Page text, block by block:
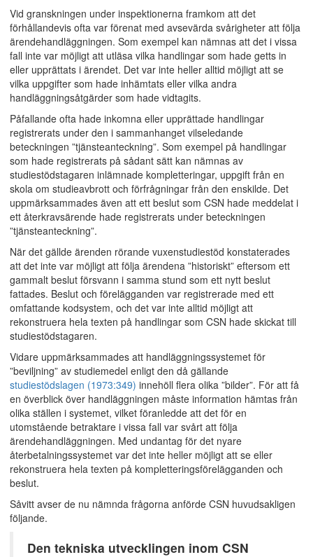
Vid granskningen under inspektionerna framkom att det
förhållandevis ofta var förenat med avsevärda svårigheter att följa
ärendehandläggningen. Som exempel kan nämnas att det i vissa
fall inte var möjligt att utläsa vilka handlingar som hade getts in
eller upprättats i ärendet. Det var inte heller alltid möjligt att se
vilka uppgifter som hade inhämtats eller vilka andra
handläggningsåtgärder som hade vidtagits.
Påfallande ofta hade inkomna eller upprättade handlingar
registrerats under den i sammanhanget vilseledande
beteckningen ”tjänsteanteckning”. Som exempel på handlingar
som hade registrerats på sådant sätt kan nämnas av
studiestödstagaren inlämnade kompletteringar, uppgift från en
skola om studieavbrott och förfrågningar från den enskilde. Det
uppmärksammades även att ett beslut som CSN hade meddelat i
ett återkravsärende hade registrerats under beteckningen
”tjänsteanteckning”.
När det gällde ärenden rörande vuxenstudiestöd konstaterades
att det inte var möjligt att följa ärendena ”historiskt” eftersom ett
gammalt beslut försvann i samma stund som ett nytt beslut
fattades. Beslut och förelägganden var registrerade med ett
omfattande kodsystem, och det var inte alltid möjligt att
rekonstruera hela texten på handlingar som CSN hade skickat till
studiestödstagaren.
Vidare uppmärksammades att handläggningssystemet för
”beviljning” av studiemedel enligt den då gällande
studiestödslagen (1973:349) innehöll flera olika ”bilder”. För att få
en överblick över handläggningen måste information hämtas från
olika ställen i systemet, vilket föranledde att det för en
utomstående betraktare i vissa fall var svårt att följa
ärendehandläggningen. Med undantag för det nyare
återbetalningssystemet var det inte heller möjligt att se eller
rekonstruera hela texten på kompletteringsförelägganden och
beslut.
Såvitt avser de nu nämnda frågorna anförde CSN huvudsakligen
följande.
Den tekniska utvecklingen inom CSN